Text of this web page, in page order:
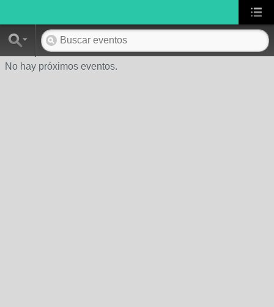
No hay próximos eventos.